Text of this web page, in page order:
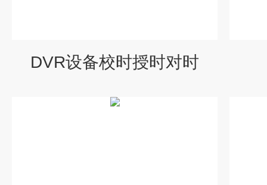
DVR设备校时授时对时